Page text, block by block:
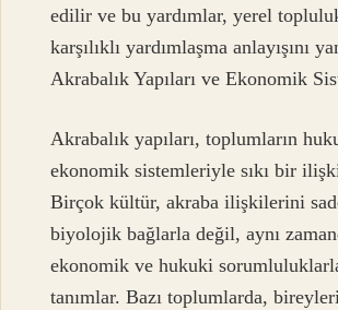
edilir ve bu yardımlar, yerel
karşılıklı yardımlaşma anlayışını
Akrabalık Yapıları ve Ekonomik
Akrabalık yapıları, toplumların
ekonomik sistemleriyle sıkı bir
Birçok kültür, akraba ilişkilerini
biyolojik bağlarla değil, aynı
ekonomik ve hukuki
tanımlar. Bazı toplumlarda,